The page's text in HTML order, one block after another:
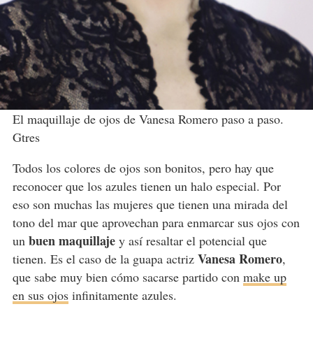
El maquillaje de ojos de Vanesa Romero paso a paso.
Gtres
Todos los colores de ojos son bonitos, pero hay que
reconocer que los azules tienen un halo especial. Por
eso son muchas las mujeres que tienen una mirada del
tono del mar que aprovechan para enmarcar sus ojos con
un buen maquillajey así resaltar el potencial que
tienen. Es el caso de la guapa actriz Vanesa Romero,
que sabe muy bien cómo sacarse partido con make up
en sus ojosinfinitamente azules.